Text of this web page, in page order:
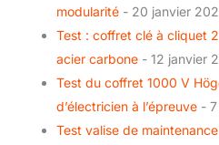
modularité - 20 janvier
Test : coffret clé à cliquet
acier carbone - 12 janvier
Test du coffret 1000 V
d’électricien à l’épreuve -
Test valise de